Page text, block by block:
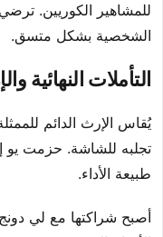
للمشاهير الكوريين.
الشخصية بشكل متسق.
التأملات النهائية
يُقاس الإرث الدائم
تجلبه للشاشة. حزمت يو
طبيعة الأداء.
أصبح شراكتها مع لي